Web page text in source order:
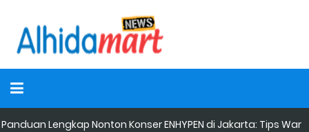
Panduan Lengkap Nonton Konser ENHYPEN di Jakarta: Tips War